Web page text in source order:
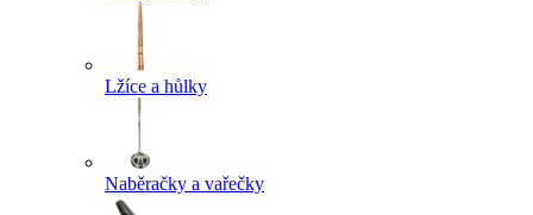
Lžíce a hůlky
Naběračky a vařečky